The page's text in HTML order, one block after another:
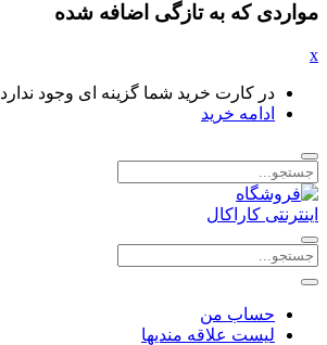
مواردی که به تازگی اضافه شده
x
در کارت خرید شما گزینه ای وجود ندارد
ادامه خرید
حساب من
لیست علاقه مندیها